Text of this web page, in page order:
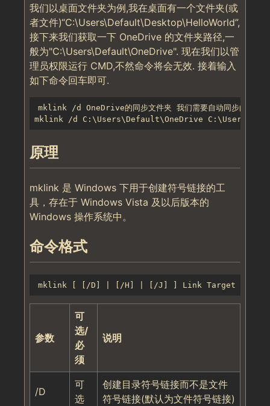
我们以桌面文件夹为例,我在桌面有一个文件夹(或
者文件)“C:\Users\Default\Desktop\HelloWorld”,
接下来我们获取一下 OneDrive 的文件夹路径,一
般为"C:\Users\Default\OneDrive". 现在我们以管
理员权限运行 CMD,不然命令将会无效. 接着输入
如下命令回车即可.
mklink /d OneDrive的同步文件夹 我们需要自动同步的文件
原理
mklink 是 Windows 下用于创建符号链接的工
具，存在于 Windows Vista 及以后版本的
Windows 操作系统中。
命令格式
参数
可
选/
必
须
说明
/D
可
选
创建目录符号链接而不是文件
符号链接(默认为文件符号链接)